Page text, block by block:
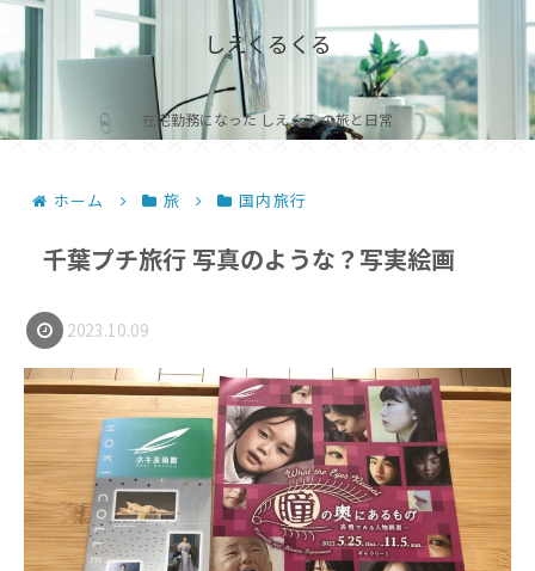
しえくるくる
在宅勤務になった しえくる の旅と日常
ホーム 旅 国内旅行
千葉プチ旅行 写真のような？写実絵画
2023.10.09